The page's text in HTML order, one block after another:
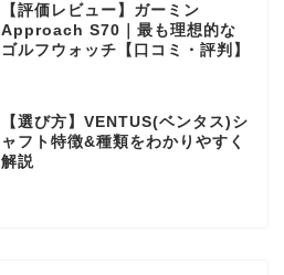
【評価レビュー】ガーミン
Approach S70｜最も理想的な
ゴルフウォッチ【口コミ・評判】
【選び方】VENTUS(ベンタス)シ
ャフト特徴&種類をわかりやすく
解説